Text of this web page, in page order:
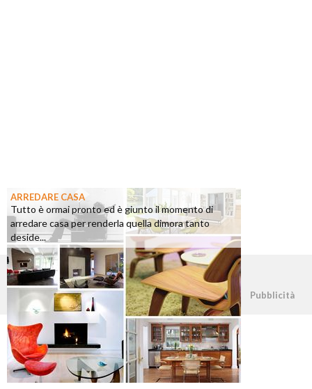
ARREDARE CASA
Tutto è ormai pronto ed è giunto il momento di
arredare casa per renderla quella dimora tanto
deside...
©2026 - casapratica.org - p.iva 03338800984 Pubblicità